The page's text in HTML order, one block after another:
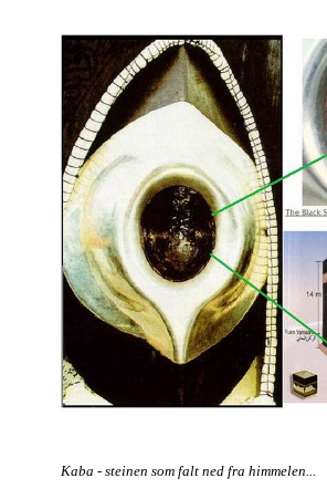
Kaba - steinen som falt ned fra himmelen...